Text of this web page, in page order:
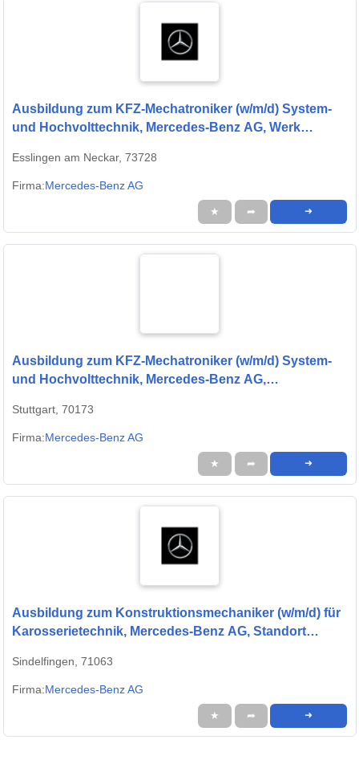
Ausbildung zum KFZ-Mechatroniker (w/m/d) System-
und Hochvolttechnik, Mercedes-Benz AG, Werk
Esslingen am Neckar, 73728
Firma:Mercedes-Benz AG
★ ➦ ➜
Ausbildung zum KFZ-Mechatroniker (w/m/d) System-
und Hochvolttechnik, Mercedes-Benz AG,
01.09.2027
Stuttgart, 70173
Firma:Mercedes-Benz AG
★ ➦ ➜
Ausbildung zum Konstruktionsmechaniker (w/m/d) für
Karosserietechnik, Mercedes-Benz AG, Standort
Sindelfingen, 71063
Firma:Mercedes-Benz AG
★ ➦ ➜